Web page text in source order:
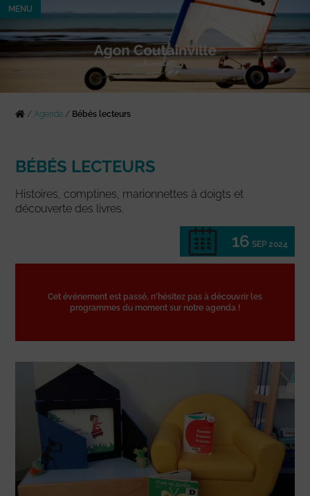
MENU
/Agenda / Bébés lecteurs
BÉBÉS LECTEURS
Histoires, comptines, marionnettes à doigts et
découverte des livres.
16 SEP 2024
Cet événement est passé, n'hésitez pas à découvrir les
programmes du moment sur notre agenda !